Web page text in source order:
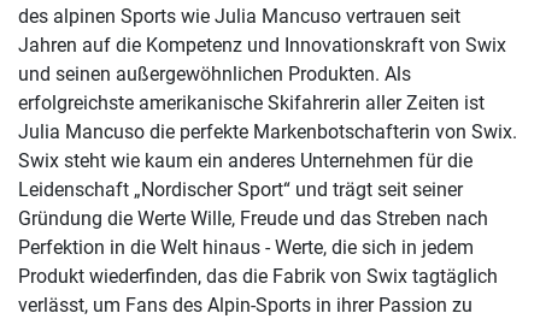
des alpinen Sports wie Julia Mancuso vertrauen seit
Jahren auf die Kompetenz und Innovationskraft von Swix
und seinen außergewöhnlichen Produkten. Als
erfolgreichste amerikanische Skifahrerin aller Zeiten ist
Julia Mancuso die perfekte Markenbotschafterin von Swix.
Swix steht wie kaum ein anderes Unternehmen für die
Leidenschaft „Nordischer Sport“ und trägt seit seiner
Gründung die Werte Wille, Freude und das Streben nach
Perfektion in die Welt hinaus - Werte, die sich in jedem
Produkt wiederfinden, das die Fabrik von Swix tagtäglich
verlässt, um Fans des Alpin-Sports in ihrer Passion zu